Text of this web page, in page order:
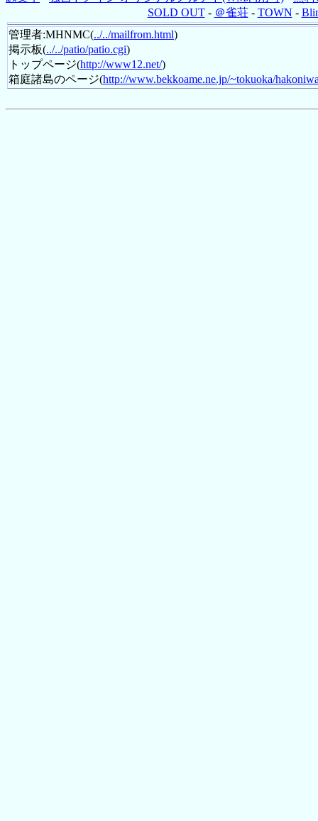
SOLD OUT- ＠雀荘- TOWN -
管理者:MHNMC(../../mailfrom.html)
掲示板(../../patio/patio.cgi)
トップページ(http://www12.net/)
箱庭諸島のページ(http://www.bekkoame.ne.jp/~tokuoka/